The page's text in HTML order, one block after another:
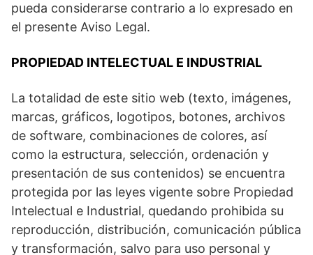
pueda considerarse contrario a lo expresado en
el presente Aviso Legal.
PROPIEDAD INTELECTUAL E INDUSTRIAL
La totalidad de este sitio web (texto, imágenes,
marcas, gráficos, logotipos, botones, archivos
de software, combinaciones de colores, así
como la estructura, selección, ordenación y
presentación de sus contenidos) se encuentra
protegida por las leyes vigente sobre Propiedad
Intelectual e Industrial, quedando prohibida su
reproducción, distribución, comunicación pública
y transformación, salvo para uso personal y